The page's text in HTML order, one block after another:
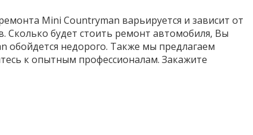
Mini Countryman варьируется и зависит от
Сколько будет стоить ремонт автомобиля, Вы
обойдется недорого. Также мы предлагаем
к опытным профессионалам. Закажите